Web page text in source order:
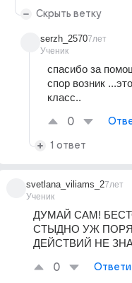
Скрыть ветку
serzh_2570
Ученик
7лет
спасибо за
спор возник
класс..
0
1 ответ
svetlana_viliams_2
Ученик
7лет
ДУМАЙ САМ!
СТЫДНО УЖ
ДЕЙСТВИЙ НЕ
0